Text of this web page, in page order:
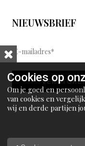
NIEUWSBRIEF
E
-
m
a
i
l
d
Cookies op
Om je goed en
van cookies en
wij en derde partijen